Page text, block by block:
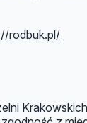
rodbuk.pl/